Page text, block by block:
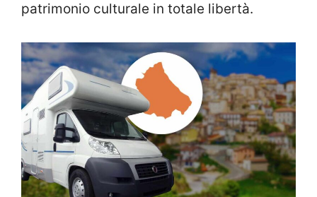
patrimonio culturale in totale libertà.